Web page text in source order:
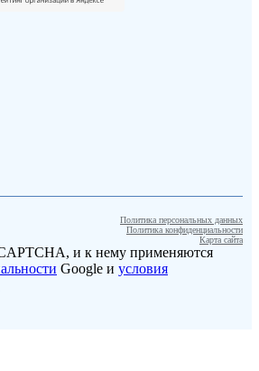
Политика персональных данных
Политика конфиденциальности
Карта сайта
и к нему применяются
Google и условия